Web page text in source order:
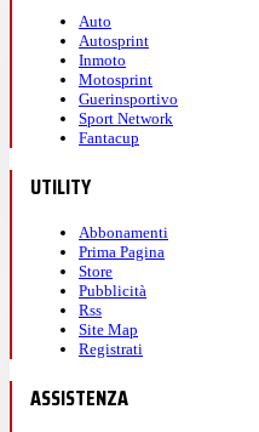
Auto
Autosprint
Inmoto
Motosprint
Guerinsportivo
Sport Network
Fantacup
UTILITY
Abbonamenti
Prima Pagina
Store
Pubblicità
Rss
Site Map
Registrati
ASSISTENZA